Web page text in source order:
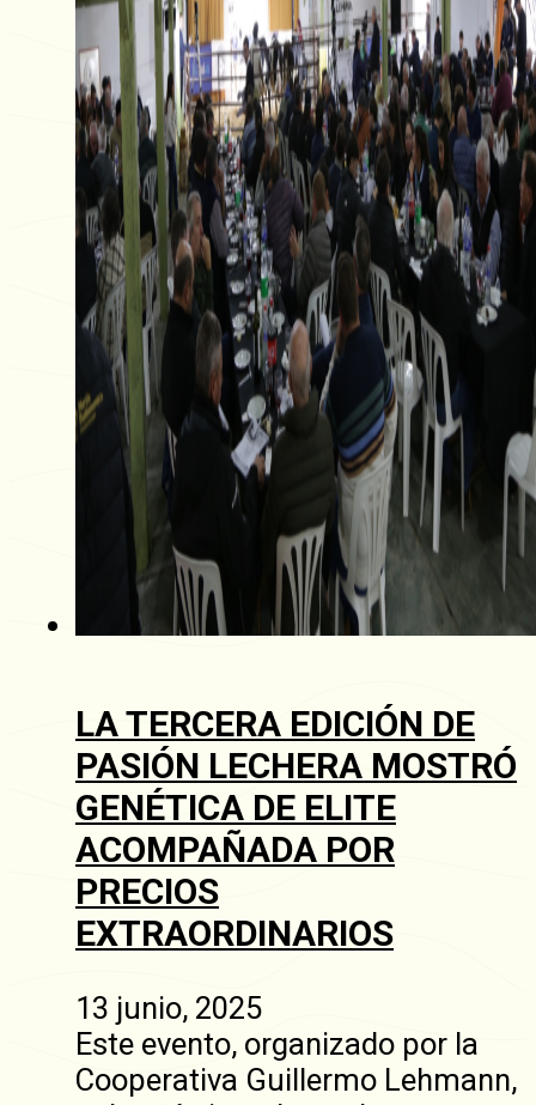
LA TERCERA EDICIÓN DE
PASIÓN LECHERA MOSTRÓ
GENÉTICA DE ELITE
ACOMPAÑADA POR
PRECIOS
EXTRAORDINARIOS
13 junio, 2025
Este evento, organizado por la
Cooperativa Guillermo Lehmann,